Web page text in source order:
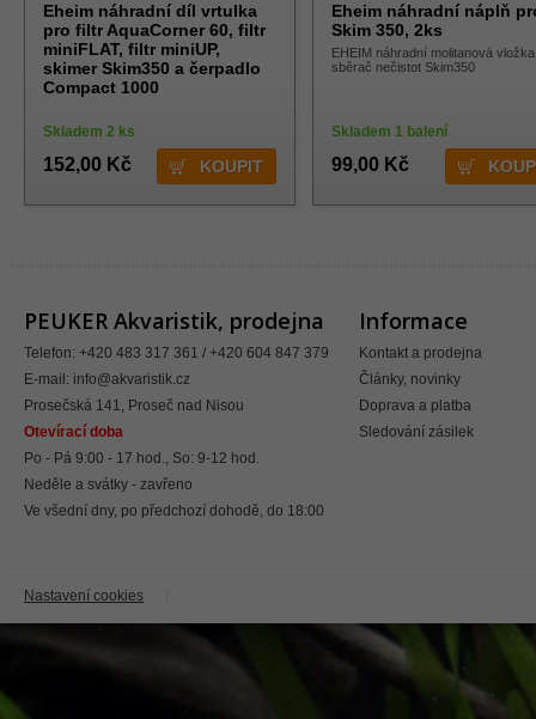
Eheim náhradní díl vrtulka
pro filtr AquaCorner 60, filtr
miniFLAT, filtr miniUP,
skimer Skim350 a čerpadlo
Compact 1000
Skladem 2 ks
152,00 Kč
Eheim náhradní náplň
Skim 350, 2ks
EHEIM náhradní molitanová
sběrač nečistot Skim350
Skladem 1 balení
99,00 Kč
PEUKER Akvaristik, prodejna
Telefon: +420 483 317 361 / +420 604 847 379
E-mail: info@akvaristik.cz
Prosečská 141, Proseč nad Nisou
Otevírací doba
Po - Pá 9:00 - 17 hod., So: 9-12 hod.
Neděle a svátky - zavřeno
Ve všední dny, po předchozí dohodě, do 18:00
Informace
Kontakt a prodejna
Články, novinky
Doprava a platba
Sledování zásilek
Nastavení cookies